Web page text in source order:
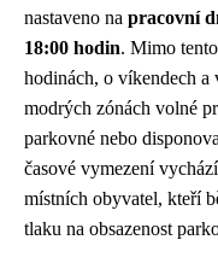
nastaveno na pracovní
18:00 hodin. Mimo
hodinách, o víkendech a
modrých zónách volné
parkovné nebo
časové vymezení
místních obyvatel, kteří
tlaku na obsazenost